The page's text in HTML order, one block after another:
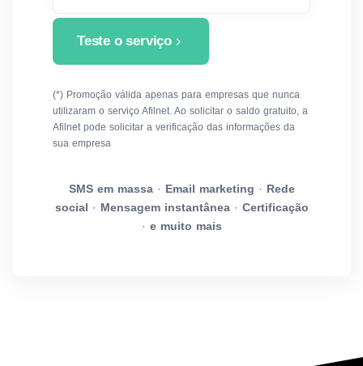
Teste o serviço
(*) Promoção válida apenas para empresas que nunca
utilizaram o serviço Afilnet. Ao solicitar o saldo gratuito, a
Afilnet pode solicitar a verificação das informações da
sua empresa
SMS em massa· Email marketing · Rede
social · Mensagem instantânea· Certificação
· e muito mais